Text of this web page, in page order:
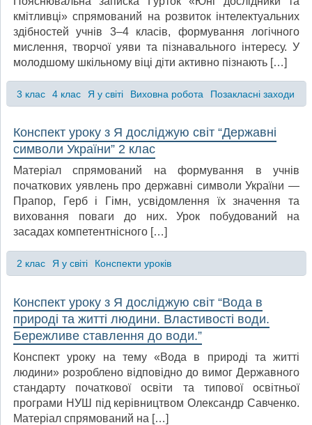
кмітливці» спрямований на розвиток інтелектуальних
здібностей учнів 3–4 класів, формування логічного
мислення, творчої уяви та пізнавального інтересу. У
молодшому шкільному віці діти активно пізнають […]
3 клас 4 клас Я у світі Виховна робота Позакласні заходи
Конспект уроку з Я досліджую світ “Державні
символи України” 2 клас
Матеріал спрямований на формування в учнів
початкових уявлень про державні символи України —
Прапор, Герб і Гімн, усвідомлення їх значення та
виховання поваги до них. Урок побудований на
засадах компетентнісного […]
2 клас Я у світі Конспекти уроків
Конспект уроку з Я досліджую світ “Вода в
природі та житті людини. Властивості води.
Бережливе ставлення до води.”
Конспект уроку на тему «Вода в природі та житті
людини» розроблено відповідно до вимог Державного
стандарту початкової освіти та типової освітньої
програми НУШ під керівництвом Олександр Савченко.
Матеріал спрямований на […]